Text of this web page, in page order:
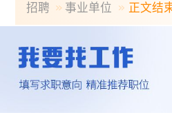
招聘 事业单位 正文结